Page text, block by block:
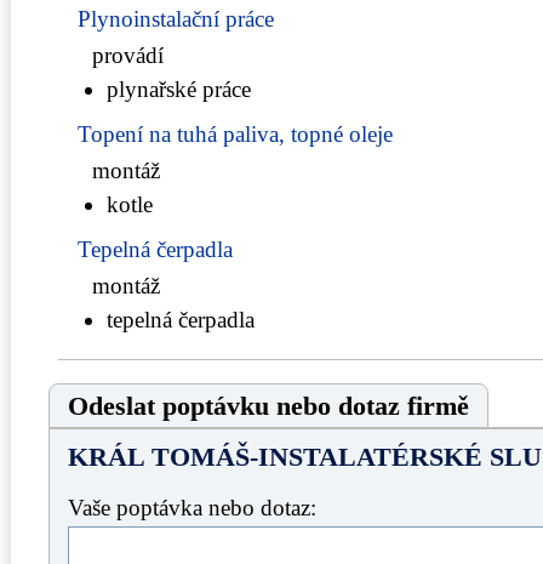
Plynoinstalační práce
provádí
plynařské práce
Topení na tuhá paliva, topné oleje
montáž
kotle
Tepelná čerpadla
montáž
tepelná čerpadla
Odeslat poptávku nebo dotaz firmě
KRÁL TOMÁŠ-INSTALATÉRSKÉ
Vaše poptávka nebo dotaz: